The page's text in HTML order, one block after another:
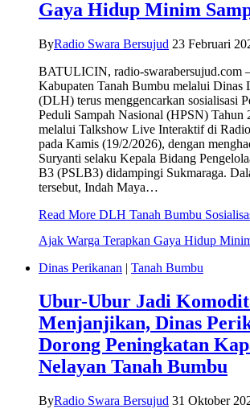
Gaya Hidup Minim
ByRadio Swara Bersujud 23 Februari
BATULICIN, radio-swarabersujud.com
Kabupaten Tanah Bumbu melalui Dinas
(DLH) terus menggencarkan sosialisasi
Peduli Sampah Nasional (HPSN) Tahun
melalui Talkshow Live Interaktif di
pada Kamis (19/2/2026), dengan
Suryanti selaku Kepala Bidang
B3 (PSLB3) didampingi Sukmaraga.
tersebut, Indah Maya…
Read More DLH Tanah Bumbu
Ajak Warga Terapkan Gaya Hidup
Dinas Perikanan | Tanah Bumbu
Ubur-Ubur Jadi
Menjanjikan, Dinas
Dorong Peningkatan
Nelayan Tanah Bumbu
ByRadio Swara Bersujud 31 Oktober